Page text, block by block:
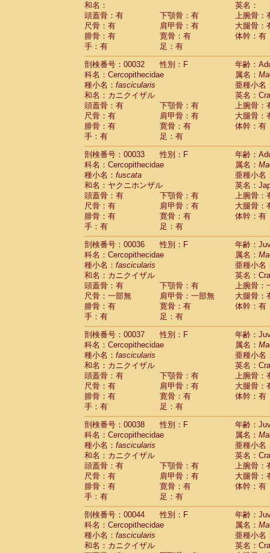
Pitheciidae Callicebus moloch(0)
Pitheciidae Callicebus torquatus(0)
Pitheciidae Callicebus
Pitheciidae Chiropotes satanas
Pitheciidae Pithecia monachus
Pitheciidae Pithecia pithecia (0)
Cercopithecidae Cercocebus agilis (0)
Cercopithecidae
Cercocebus
Cercopithecidae
Cercocebus
CercopithecidaeCercocebus
CercopithecidaeCercocebus
CercopithecidaeCercocebus hybrid(2)
CercopithecidaeCercocebus
CercopithecidaeLophocebus
Cercopithecidae
(0)
Cercopithecidae Papio cynocephalus
Cercopithecidae Papio hamadryas(1)
CercopithecidaePapio papio
CercopithecidaePapio
CercopithecidaeMandrillus
CercopithecidaeMandrillus sphinx
CercopithecidaeTheropithecus
CercopithecidaeMacaca arctoides(3)
Cercopithecidae Macaca assamensis
Cercopithecidae
Macaca
CercopithecidaeMacaca cyclopis (17)
CercopithecidaeMacaca fascicularis
CercopithecidaeMacaca fuscaca
CercopithecidaeMacaca fuscata
CercopithecidaeMacaca fuscata
CercopithecidaeMacaca maura(3)
Cercopithecidae Macaca mulatta(55)
Cercopithecidae Macaca nemestrina(3)
Cercopithecidae Macaca nigra(0)
CercopithecidaeMacaca radiata(27)
CercopithecidaeMacaca silenus(0)
CercopithecidaeMacaca sinica (1)
CercopithecidaeMacaca sylvanus
CercopithecidaeMacaca thibetana (0)
Cercopithecidae Macaca tonkeana (0)
Cercopithecidae hybrid(1)
Cercopithecidae (0)
CercopithecidaeAllenopithecus
CercopithecidaeCercopithecus
CercopithecidaeCercopithecus
CercopithecidaeCercopithecus
CercopithecidaeCercopithecus diana
CercopithecidaeCercopithecus
Cercopithecidae
Cercopithecus
Cercopithecidae
Cercopithecus mitis
和名：
英名：
頭蓋骨：有
下顎骨：有
上腕骨：
尺骨：有
肩甲骨：有
大腿骨：
腓骨：有
寛骨：有
体幹：有
手：有
足：有
剖検番号：00032
性別：F
年齢：
科名：Cercopithecidae
属名：
種小名： fascicularis
亜種小名
和名：カニクイザル
英名：
頭蓋骨：有
下顎骨：有
上腕骨：
尺骨：有
肩甲骨：有
大腿骨：
腓骨：有
寛骨：有
体幹：有
手：有
足：有
剖検番号：00033
性別：F
年齢：
科名：Cercopithecidae
属名：
種小名： fuscata
亜種小名
和名：ヤクニホンザル
英名：
頭蓋骨：有
下顎骨：有
上腕骨：
尺骨：有
肩甲骨：有
大腿骨：
腓骨：有
寛骨：有
体幹：有
手：有
足：有
剖検番号：00036
性別：F
年齢：
科名：Cercopithecidae
属名：
種小名： fascicularis
亜種小名
和名：カニクイザル
英名：
頭蓋骨：有
下顎骨：有
上腕骨：
尺骨：一部無
肩甲骨：一部無
大腿骨：
腓骨：有
寛骨：有
体幹：有
手：有
足：有
剖検番号：00037
性別：F
年齢：
科名：Cercopithecidae
属名：
種小名： fascicularis
亜種小名
和名：カニクイザル
英名：
頭蓋骨：有
下顎骨：有
上腕骨：
尺骨：有
肩甲骨：有
大腿骨：
腓骨：有
寛骨：有
体幹：有
手：有
足：有
剖検番号：00038
性別：F
年齢：
科名：Cercopithecidae
属名：
種小名： fascicularis
亜種小名
和名：カニクイザル
英名：
頭蓋骨：有
下顎骨：有
上腕骨：
尺骨：有
肩甲骨：有
大腿骨：
腓骨：有
寛骨：有
体幹：有
手：有
足：有
剖検番号：00044
性別：F
年齢：
科名：Cercopithecidae
属名：
種小名： fascicularis
亜種小名
和名：カニクイザル
英名：